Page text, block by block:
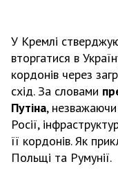
У Кремлі
вторгатися в
кордонів через
схід. За словами
Путіна,
Росії,
її кордонів. Як
Польщі та Румунії.